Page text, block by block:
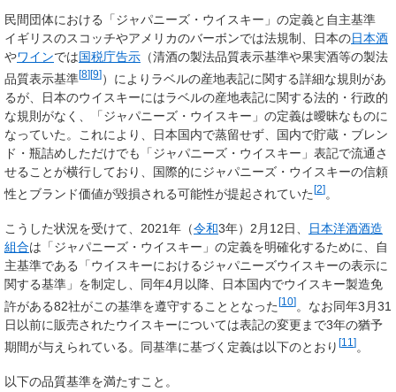
民間団体における「ジャパニーズ・ウイスキー」の定義と自主基準
イギリスのスコッチやアメリカのバーボンでは法規制、日本の日本酒
やワインでは国税庁告示 （清酒の製法品質表示基準や果実酒等の製法
品質表示基準[8][9] ）によりラベルの産地表記に関する詳細な規則があ
るが、日本のウイスキーにはラベルの産地表記に関する法的・行政的
な規則がなく、「ジャパニーズ・ウイスキー」の定義は曖昧なものに
なっていた。これにより、日本国内で蒸留せず、国内で貯蔵・ブレン
ド・瓶詰めしただけでも「ジャパニーズ・ウイスキー」表記で流通さ
せることが横行しており、国際的にジャパニーズ・ウイスキーの信頼
性とブランド価値が毀損される可能性が提起されていた[2]。
こうした状況を受けて、2021年（令和3年）2月12日、
日本洋酒酒造
組合は「ジャパニーズ・ウイスキー」の定義を明確化するために、自
主基準である「ウイスキーにおけるジャパニーズウイスキーの表示に
関する基準 」を制定し、同年4月以降、日本国内でウイスキー製造免
許がある82社がこの基準を遵守することとなった [10] 。なお同年3月31
日以前に販売されたウイスキーについては表記の変更まで3年の猶予
期間が与えられている。同基準に基づく定義は以下のとおり [11 ]。
以下の品質基準を満たすこと。